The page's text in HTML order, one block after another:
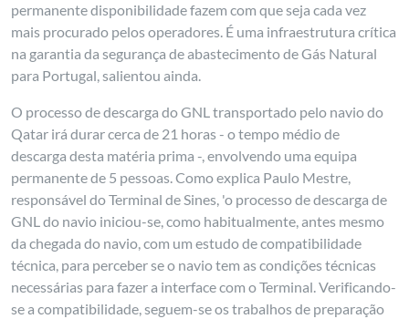
permanente disponibilidade fazem com que seja cada vez
mais procurado pelos operadores. É uma infraestrutura crítica
na garantia da segurança de abastecimento de Gás Natural
para Portugal, salientou ainda.
O processo de descarga do GNL transportado pelo navio do
Qatar irá durar cerca de 21 horas - o tempo médio de
descarga desta matéria prima -, envolvendo uma equipa
permanente de 5 pessoas. Como explica Paulo Mestre,
responsável do Terminal de Sines, 'o processo de descarga de
GNL do navio iniciou-se, como habitualmente, antes mesmo
da chegada do navio, com um estudo de compatibilidade
técnica, para perceber se o navio tem as condições técnicas
necessárias para fazer a interface com o Terminal. Verificando-
se a compatibilidade, seguem-se os trabalhos de preparação